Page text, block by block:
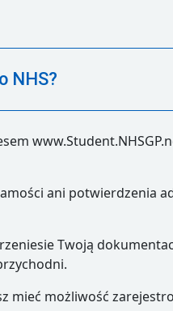
NHS?
ani potwierdzenia
Twoją
mieć możliwość